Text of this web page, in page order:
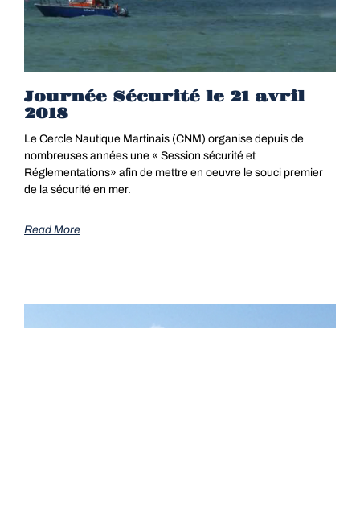
Journée Sécurité le 21 avril
2018
Le Cercle Nautique Martinais (CNM) organise depuis de
nombreuses années une « Session sécurité et
Réglementations» afin de mettre en oeuvre le souci premier
de la sécurité en mer.
Read More